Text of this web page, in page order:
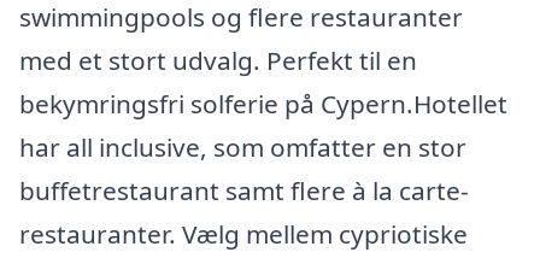
swimmingpools og flere restauranter
med et stort udvalg. Perfekt til en
bekymringsfri solferie på Cypern.Hotellet
har all inclusive, som omfatter en stor
buffetrestaurant samt flere à la carte-
restauranter. Vælg mellem cypriotiske